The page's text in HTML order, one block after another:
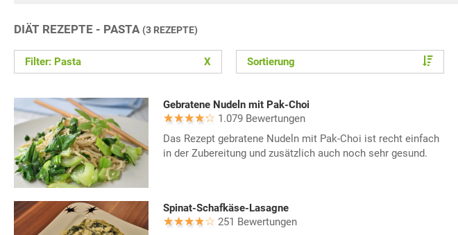
DIÄT REZEPTE - PASTA (3 REZEPTE)
Filter: Pasta X Sortierung
Gebratene Nudeln mit Pak-Choi
1.079 Bewertungen
Das Rezept gebratene Nudeln mit Pak-Choi ist recht einfach
in der Zubereitung und zusätzlich auch noch sehr gesund.
Spinat-Schafkäse-Lasagne
251 Bewertungen